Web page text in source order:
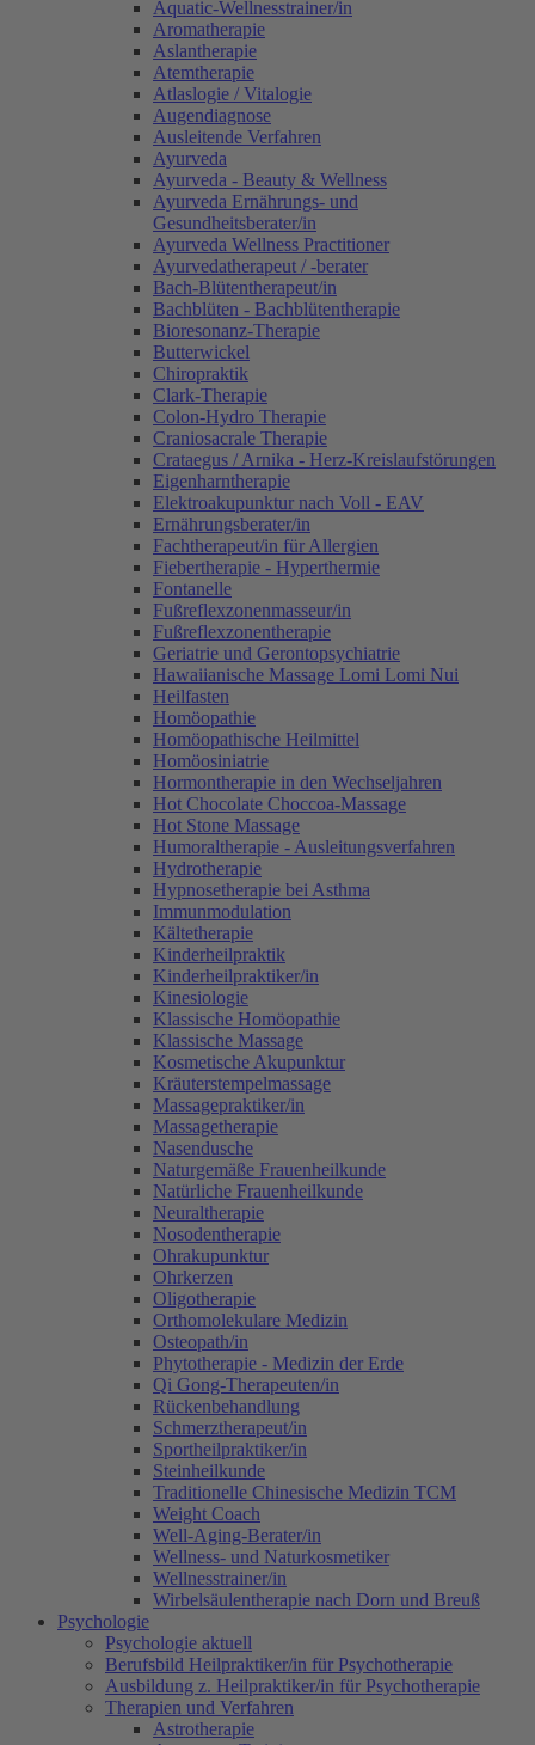
Aquatic-Wellnesstrainer/in
Aromatherapie
Aslantherapie
Atemtherapie
Atlaslogie / Vitalogie
Augendiagnose
Ausleitende Verfahren
Ayurveda
Ayurveda - Beauty & Wellness
Ayurveda Ernährungs- und
Gesundheitsberater/in
Ayurveda Wellness Practitioner
Ayurvedatherapeut / -berater
Bach-Blütentherapeut/in
Bachblüten - Bachblütentherapie
Bioresonanz-Therapie
Butterwickel
Chiropraktik
Clark-Therapie
Colon-Hydro Therapie
Craniosacrale Therapie
Crataegus / Arnika - Herz-Kreislaufstörungen
Eigenharntherapie
Elektroakupunktur nach Voll - EAV
Ernährungsberater/in
Fachtherapeut/in für Allergien
Fiebertherapie - Hyperthermie
Fontanelle
Fußreflexzonenmasseur/in
Fußreflexzonentherapie
Geriatrie und Gerontopsychiatrie
Hawaiianische Massage Lomi Lomi Nui
Heilfasten
Homöopathie
Homöopathische Heilmittel
Homöosiniatrie
Hormontherapie in den Wechseljahren
Hot Chocolate Choccoa-Massage
Hot Stone Massage
Humoraltherapie - Ausleitungsverfahren
Hydrotherapie
Hypnosetherapie bei Asthma
Immunmodulation
Kältetherapie
Kinderheilpraktik
Kinderheilpraktiker/in
Kinesiologie
Klassische Homöopathie
Klassische Massage
Kosmetische Akupunktur
Kräuterstempelmassage
Massagepraktiker/in
Massagetherapie
Nasendusche
Naturgemäße Frauenheilkunde
Natürliche Frauenheilkunde
Neuraltherapie
Nosodentherapie
Ohrakupunktur
Ohrkerzen
Oligotherapie
Orthomolekulare Medizin
Osteopath/in
Phytotherapie - Medizin der Erde
Qi Gong-Therapeuten/in
Rückenbehandlung
Schmerztherapeut/in
Sportheilpraktiker/in
Steinheilkunde
Traditionelle Chinesische Medizin TCM
Weight Coach
Well-Aging-Berater/in
Wellness- und Naturkosmetiker
Wellnesstrainer/in
Wirbelsäulentherapie nach Dorn und Breuß
Psychologie
Psychologie aktuell
Berufsbild Heilpraktiker/in für Psychotherapie
Ausbildung z. Heilpraktiker/in für Psychotherapie
Therapien und Verfahren
Astrotherapie